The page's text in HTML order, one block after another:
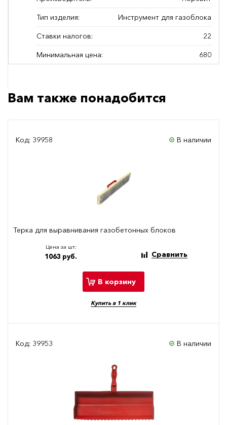
Тип изделия: Инструмент для газоблока
Ставки налогов: 22
Минимальная цена: 680
Вам также понадобится
Код: 39958 В наличии
Терка для выравнивания газобетонных блоков
Цена за шт:
1063 руб. Сравнить
В корзину
Купить в 1 клик
Код: 39953 В наличии